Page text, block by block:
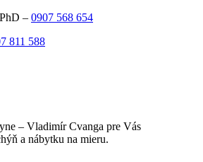
– 0907 568 654
811 588
– Vladimír Cvanga pre Vás
a nábytku na mieru.